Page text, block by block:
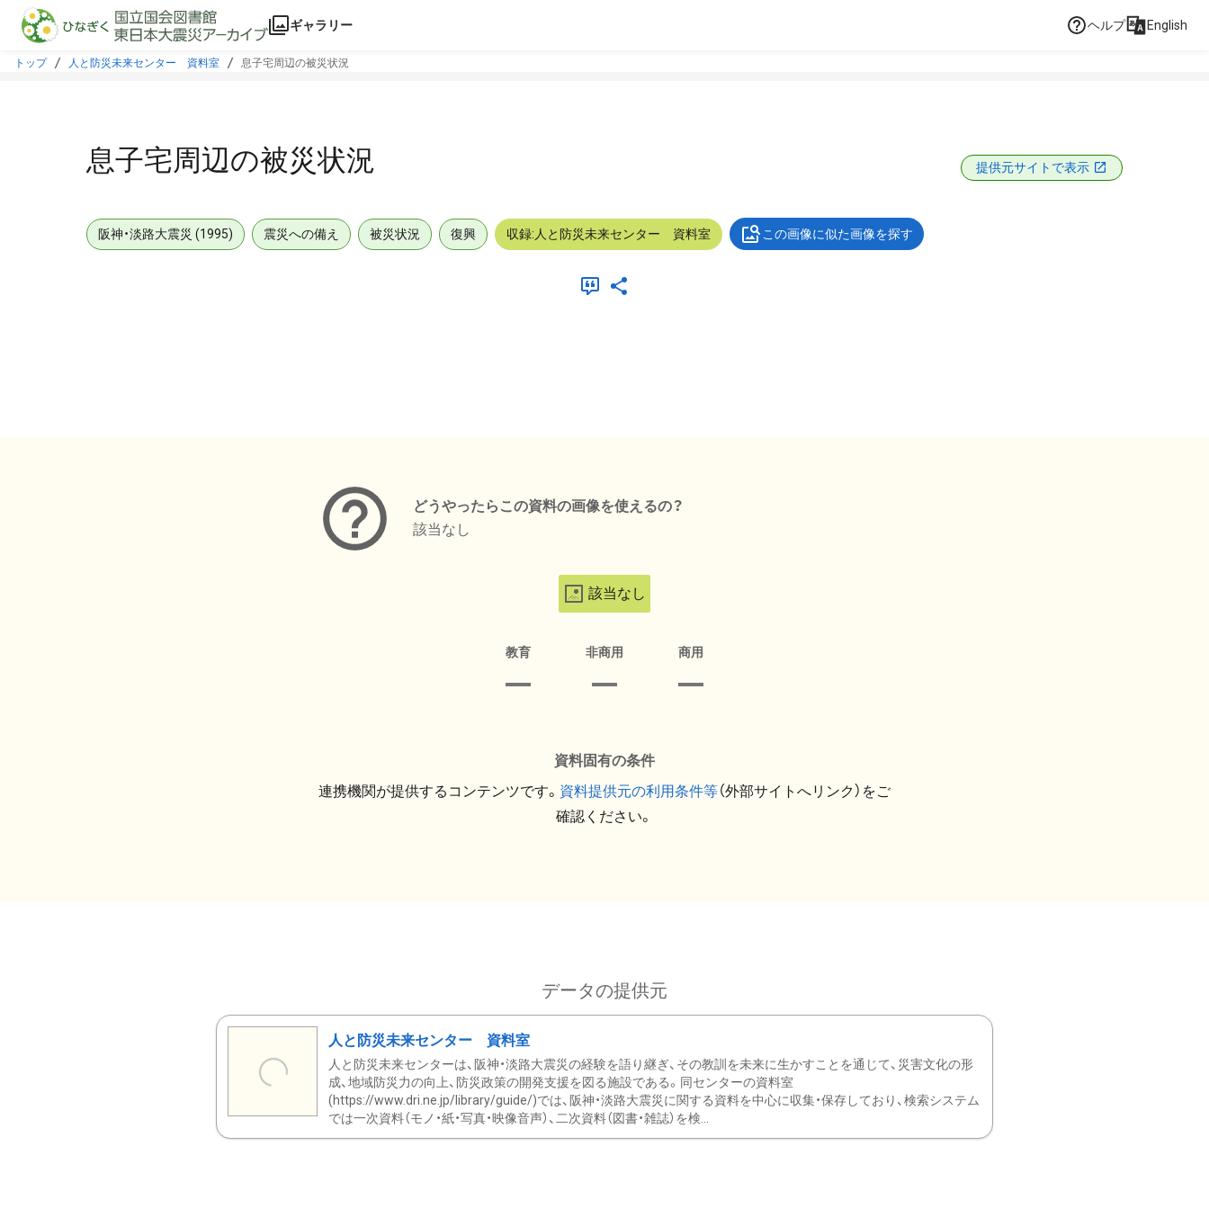
本文に飛ぶ
ギャラリー ヘルプ English
トップ 人と防災未来センター 資料室 息子宅周辺の被災状況
息子宅周辺の被災状況 提供元サイトで表示
阪神・淡路大震災 (1995) 震災への備え 被災状況 復興 収録:人と防災未来センター 資料室 この画像に似た画像を探す
どうやったらこの資料の画像を使えるの？
該当なし
該当なし
教育 非商用 商用
資料固有の条件
連携機関が提供するコンテンツです。 資料提供元の利用条件等（外部サイトへリンク）をご
確認ください。
データの提供元
人と防災未来センター 資料室
人と防災未来センターは、阪神・淡路大震災の経験を語り継ぎ、その教訓を未来に生かすことを通じて、災害文化の形
成、地域防災力の向上、防災政策の開発支援を図る施設である。同センターの資料室
(https://www.dri.ne.jp/library/guide/)では、阪神・淡路大震災に関する資料を中心に収集・保存しており、検索システム
では一次資料（モノ・紙・写真・映像音声）、二次資料（図書・雑誌）を検...